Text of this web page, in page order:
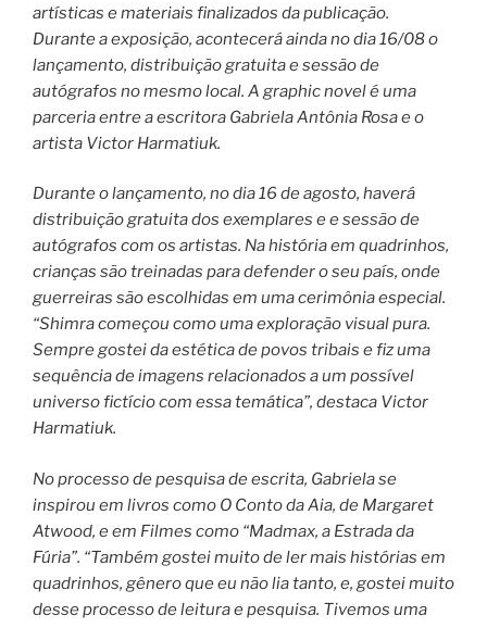
artísticas e materiais finalizados da publicação.
Durante a exposição, acontecerá ainda no dia 16/08 o
lançamento, distribuição gratuita e sessão de
autógrafos no mesmo local. A graphic novel é uma
parceria entre a escritora Gabriela Antônia Rosa e o
artista Victor Harmatiuk.
Durante o lançamento, no dia 16 de agosto, haverá
distribuição gratuita dos exemplares e e sessão de
autógrafos com os artistas. Na história em quadrinhos,
crianças são treinadas para defender o seu país, onde
guerreiras são escolhidas em uma cerimônia especial.
“Shimra começou como uma exploração visual pura.
Sempre gostei da estética de povos tribais e fiz uma
sequência de imagens relacionados a um possível
universo fictício com essa temática”, destaca Victor
Harmatiuk.
No processo de pesquisa de escrita, Gabriela se
inspirou em livros como O Conto da Aia, de Margaret
Atwood, e em Filmes como “Madmax, a Estrada da
Fúria”. “Também gostei muito de ler mais histórias em
quadrinhos, gênero que eu não lia tanto, e, gostei muito
desse processo de leitura e pesquisa. Tivemos uma